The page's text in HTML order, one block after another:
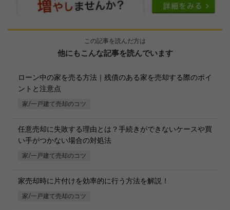
この記事を読んだ方は
他にもこんな記事を読んでいます
ローン中の家を売る方法｜残債のある家を売却する際のポイ
ントと注意点
家/一戸建て売却のコツ
任意売却に失敗する理由とは？手続きができないケースや買
い手がつかない場合の対処法
家/一戸建て売却のコツ
家売却時に片付けを効率的に行う方法を解説！
家/一戸建て売却のコツ